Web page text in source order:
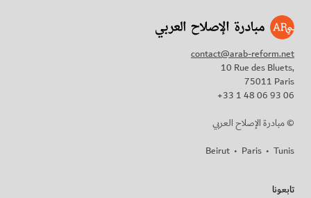
contact@arab-reform.net
10 Rue des Bluets,
75011 Paris
+33 1 48 06 93 06
مبادرة الإصلاح العربي ©
Beirut • Paris • Tunis
تابعونا